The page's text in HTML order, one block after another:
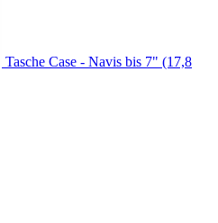
Tasche Case - Navis bis 7" (17,8